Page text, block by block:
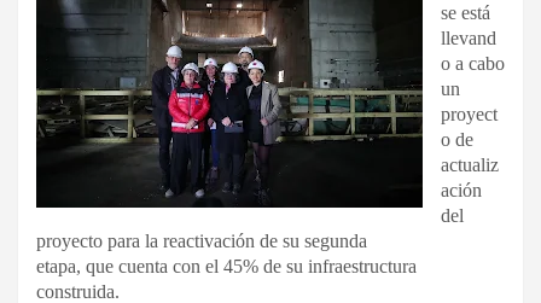
se está
llevand
o a cabo
un
proyect
o de
actualiz
ación
del
proyecto para la reactivación de su segunda
etapa, que cuenta con el 45% de su infraestructura
construida.